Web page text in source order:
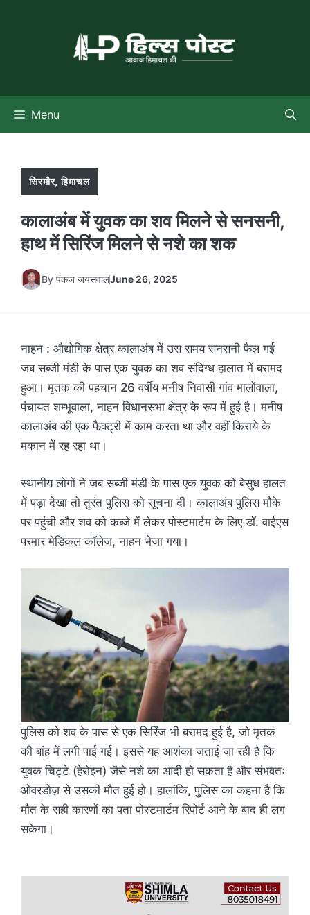
Menu
सिरमौर,हिमाचल
कालाअंब में युवक का शव मिलने से सनसनी,
हाथ में सिरिंज मिलने से नशे का शक
By पंकज जयसवालJune 26, 2025
नाहन : औद्योगिक क्षेत्र कालाअंब में उस समय सनसनी फैल गई
जब सब्जी मंडी के पास एक युवक का शव संदिग्ध हालात में बरामद
हुआ। मृतक की पहचान 26 वर्षीय मनीष निवासी गांव मालोंवाला,
पंचायत शम्भूवाला, नाहन विधानसभा क्षेत्र के रूप में हुई है। मनीष
कालाअंब की एक फैक्ट्री में काम करता था और वहीं किराये के
मकान में रह रहा था।
स्थानीय लोगों ने जब सब्जी मंडी के पास एक युवक को बेसुध हालत
में पड़ा देखा तो तुरंत पुलिस को सूचना दी। कालाअंब पुलिस मौके
पर पहुंची और शव को कब्जे में लेकर पोस्टमार्टम के लिए डॉ. वाईएस
परमार मेडिकल कॉलेज, नाहन भेजा गया।
पुलिस को शव के पास से एक सिरिंज भी बरामद हुई है, जो मृतक
की बांह में लगी पाई गई। इससे यह आशंका जताई जा रही है कि
युवक चिट्टे (हेरोइन) जैसे नशे का आदी हो सकता है और संभवतः
ओवरडोज़ से उसकी मौत हुई हो। हालांकि, पुलिस का कहना है कि
मौत के सही कारणों का पता पोस्टमार्टम रिपोर्ट आने के बाद ही लग
सकेगा।